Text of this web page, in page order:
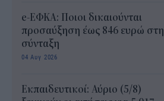
e-ΕΦΚΑ: Ποιοι δικαιούνται
προσαύξηση έως 846 ευρώ στη
σύνταξη
04 Αυγ 2026
Εκπαιδευτικοί: Αύριο (5/8)